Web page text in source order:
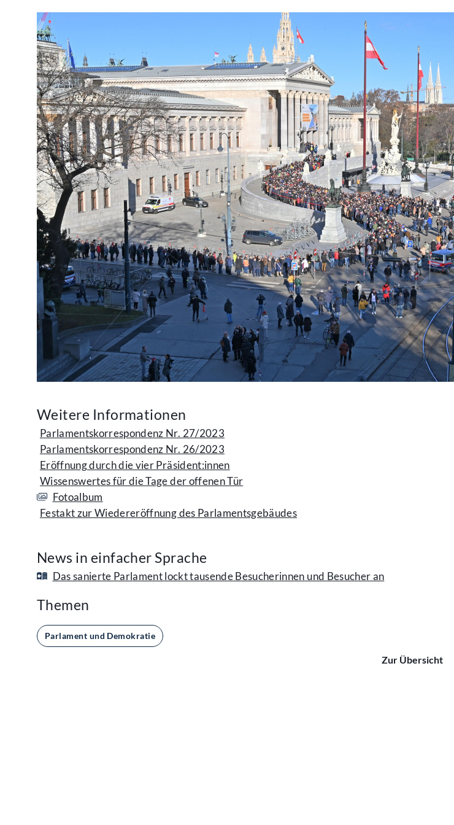
Weitere Informationen
Parlamentskorrespondenz Nr. 27/2023
Parlamentskorrespondenz Nr. 26/2023
Eröffnung durch die vier Präsident:innen
Wissenswertes für die Tage der offenen Tür
Fotoalbum
Festakt zur Wiedereröffnung des Parlamentsgebäudes
News in einfacher Sprache
Das sanierte Parlament lockt tausende Besucherinnen und Besucher an
Themen
Parlament und Demokratie
Zur Übersicht